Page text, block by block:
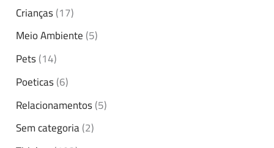
Crianças(17)
Meio Ambiente(5)
Pets(14)
Poeticas(6)
Relacionamentos(5)
Sem categoria(2)